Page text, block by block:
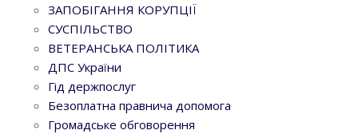
ЗАПОБІГАННЯ КОРУПЦІЇ
СУСПІЛЬСТВО
ВЕТЕРАНСЬКА ПОЛІТИКА
ДПС України
Гід держпослуг
Безоплатна правнича допомога
Громадське обговорення